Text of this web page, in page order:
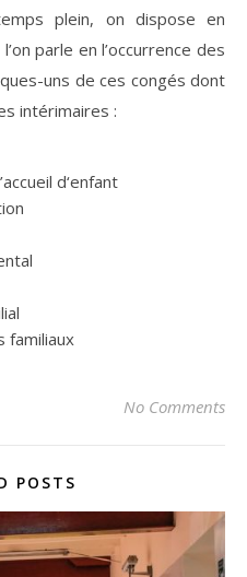
plein, on dispose en
parle en l’occurrence des
uns de ces congés dont
intérimaires :
d‘enfant
familiaux
No Comments
POSTS